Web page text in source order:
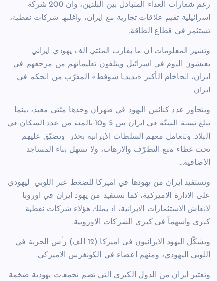
رغم شعارات العداء المتبادل بين البلدين، وان 200 شركة
اسرائيلية تقيم علاقات تجارية مع ايران، واغلبها شركات نفطية،
تستثمر في قطاع الطاقة.
وتشير المعلومات ان ما يقارب المئتي الف يهودي ايراني
يعيشون اليوم في اسرائيل ويتلقون تعليماتهم من مرجعهم في
ايران، الحاخام الأكبر «يديديا شوفط» المقرّب من الحكم في
ايران
ويتجاوز عدد كنائس اليهود في طهران وحدها مئتي معبد، بينما
تبلغ نسبة السنّة في ايران بين 5 و10 بالمئة من عدد السكان في
البلاد. وتتعامل معهم السلطات الايرانية بحذر
وتضيّق عليهم
تحت غطاء منع التطرّف والارهاب، ولا تسهل بناء المساجد
الاضافية…
وتستفيد ايران من يهودها في اميركا للضغط عبر اللوبي اليهودي
على الادارة الاميركية، كما تستفيد من يهود ايران في اوروبا
لانعاش الاستثمارات الايرانية، اذ يملك هؤلاء شركات نفطية
كبرى واسهماً في كبرى الشركات الاوروبية.
ويشكّل اليهود الايرانيون في اميركا (12 الف) رأس الحربة في
اللوبي اليهودي، ومنهم اعضاء في الكونغرس الاميركي.
وتعتبر ايران من الدول الكبرى التي تضم تجمعات يهودية ضخمة